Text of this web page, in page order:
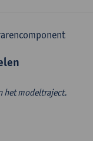
het modeltraject.